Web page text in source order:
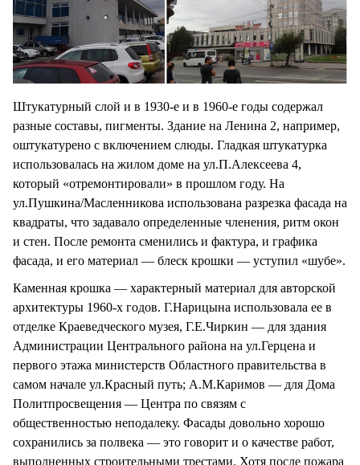
Штукатурный слой и в 1930-е и в 1960-е годы содержал
разные составы, пигменты. Здание на Ленина 2, например,
оштукатурено с включением слюды. Гладкая штукатурка
использовалась на жилом доме на ул.П.Алексеева 4,
который «отремонтировали» в прошлом году. На
ул.Пушкина/Масленникова использована разрезка фасада на
квадраты, что задавало определенные членения, ритм окон
и стен. После ремонта сменились и фактура, и графика
фасада, и его материал — блеск крошки — уступил «шубе».
Каменная крошка — характерный материал для авторской
архитектуры 1960-х годов. Г.Нарицына использовала ее в
отделке Краеведческого музея, Г.Е.Чиркин — для здания
Администрации Центрального района на ул.Герцена и
первого этажа министерств Областного правительства в
самом начале ул.Красный путь; А.М.Каримов — для Дома
Политпросвещения — Центра по связям с
общественностью неподалеку. Фасады довольно хорошо
сохранились за полвека — это говорит и о качестве работ,
выполненных строительными трестами. Хотя после пожара